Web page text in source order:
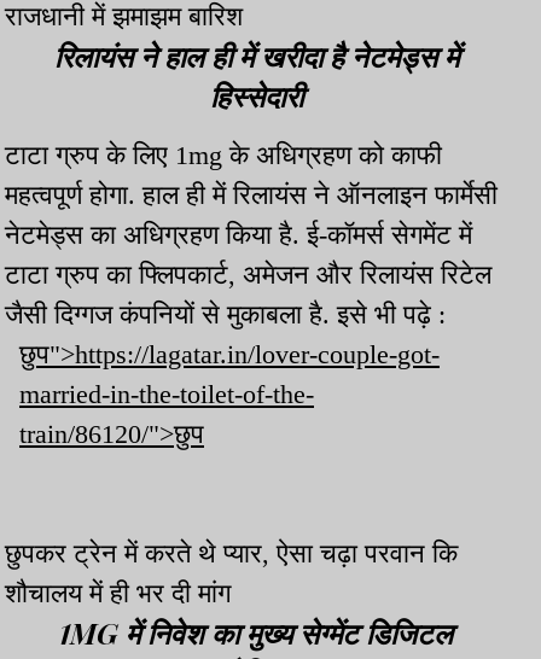
राजधानी में झमाझम बारिश
रिलायंस ने हाल ही में खरीदा है नेटमेड्स में
हिस्सेदारी
टाटा ग्रुप के लिए 1mg के अधिग्रहण को काफी
महत्वपूर्ण होगा. हाल ही में रिलायंस ने ऑनलाइन फार्मेसी
नेटमेड्स का अधिग्रहण किया है. ई-कॉमर्स सेगमेंट में
टाटा ग्रुप का फ्लिपकार्ट, अमेजन और रिलायंस रिटेल
जैसी दिग्गज कंपनियों से मुकाबला है. इसे भी पढ़े :
छुप">https://lagatar.in/lover-couple-got-
married-in-the-toilet-of-the-
train/86120/">छुप
छुपकर ट्रेन में करते थे प्यार, ऐसा चढ़ा परवान कि
शौचालय में ही भर दी मांग
1MG में निवेश का मुख्य सेग्मेंट डिजिटल